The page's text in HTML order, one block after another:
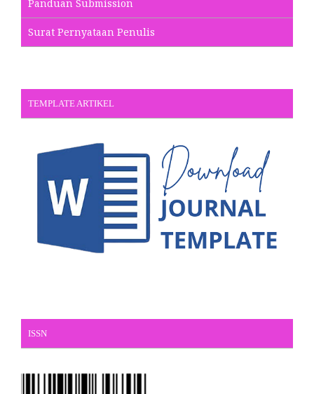
Panduan Submission
Surat Pernyataan Penulis
TEMPLATE ARTIKEL
ISSN